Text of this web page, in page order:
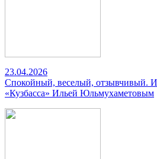
23.04.2026
Спокойный, веселый, отзывчивый.
«Кузбасса» Ильей Юльмухаметовым